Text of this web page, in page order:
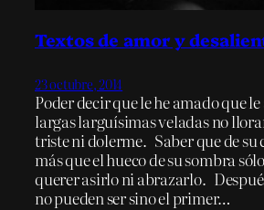
Textos de amor y
23 octubre, 2014
Poder decir que le he amado que
largas larguísimas veladas no
triste ni dolerme. Saber que de su
más que el hueco de su sombra
querer asirlo ni abrazarlo.
no pueden ser sino el primer…